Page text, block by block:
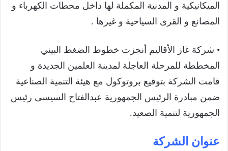
الميكانيكية و المدنية المكملة لها داخل محطات الكهرباء و
المصانع و القرى السياحية و غيرها .
• شركة غاز الأقاليم أنجزت خطوط الضغط البيني
المخططة للمرحلة العاجلة لمدينة العلمين الجديدة و
قامت الشركة بتوقيع بروتوكول مع هيئة التنمية الصناعية
ضمن مبادرة الرئيس الجمهورية عبدالفتاح السيسى رئيس
الجمهورية لتنمية الصعيد.
عنوان الشركة